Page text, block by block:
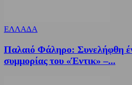
ΕΛΛΑΔΑ
Παλαιό Φάληρο: Συνελήφθη
συμμορίας του «Έντικ» –...